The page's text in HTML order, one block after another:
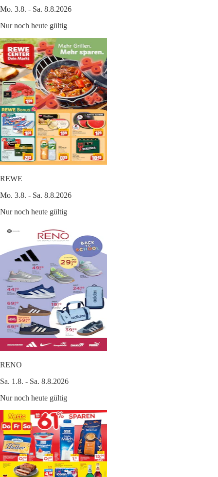
Mo. 3.8. - Sa. 8.8.2026
Nur noch heute gültig
REWE
Mo. 3.8. - Sa. 8.8.2026
Nur noch heute gültig
RENO
Sa. 1.8. - Sa. 8.8.2026
Nur noch heute gültig